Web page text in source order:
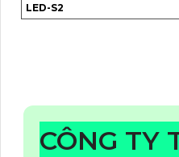
LED-S2
CÔNG TY